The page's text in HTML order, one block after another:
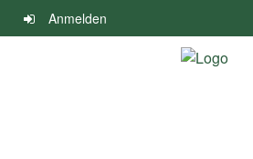
Navigation
überspringen
Anmelden